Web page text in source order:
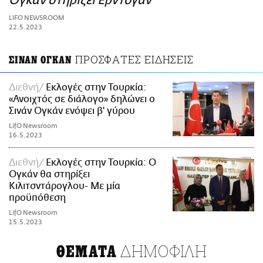
ΑΜΠΑ
PRINT
LIFO NEWSROOM
22.5.2023
ΣΙΝΑΝ ΟΓΚΑΝ ΠΡΟΣΦΑΤΕΣ ΕΙΔΗΣΕΙΣ
Διεθνή
Εκλογές στην Τουρκία:
«Ανοιχτός σε διάλογο» δηλώνει ο
Σινάν Ογκάν ενόψει β' γύρου
LifO Newsroom
16.5.2023
Διεθνή
Εκλογές στην Τουρκία: Ο
Ογκάν θα στηρίξει
Κιλιτσντάρογλου- Με μία
προϋπόθεση
LifO Newsroom
15.5.2023
ΘΕΜΑΤΑ ΔΗΜΟΦΙΛΗ